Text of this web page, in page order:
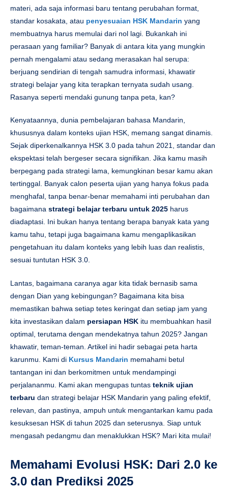
materi, ada saja informasi baru tentang perubahan format,
standar kosakata, atau penyesuaian HSK Mandarin yang
membuatnya harus memulai dari nol lagi. Bukankah ini
perasaan yang familiar? Banyak di antara kita yang mungkin
pernah mengalami atau sedang merasakan hal serupa:
berjuang sendirian di tengah samudra informasi, khawatir
strategi belajar yang kita terapkan ternyata sudah usang.
Rasanya seperti mendaki gunung tanpa peta, kan?
Kenyataannya, dunia pembelajaran bahasa Mandarin,
khususnya dalam konteks ujian HSK, memang sangat dinamis.
Sejak diperkenalkannya HSK 3.0 pada tahun 2021, standar dan
ekspektasi telah bergeser secara signifikan. Jika kamu masih
berpegang pada strategi lama, kemungkinan besar kamu akan
tertinggal. Banyak calon peserta ujian yang hanya fokus pada
menghafal, tanpa benar-benar memahami inti perubahan dan
bagaimana strategi belajar terbaru untuk 2025 harus
diadaptasi. Ini bukan hanya tentang berapa banyak kata yang
kamu tahu, tetapi juga bagaimana kamu mengaplikasikan
pengetahuan itu dalam konteks yang lebih luas dan realistis,
sesuai tuntutan HSK 3.0.
Lantas, bagaimana caranya agar kita tidak bernasib sama
dengan Dian yang kebingungan? Bagaimana kita bisa
memastikan bahwa setiap tetes keringat dan setiap jam yang
kita investasikan dalam persiapan HSK itu membuahkan hasil
optimal, terutama dengan mendekatnya tahun 2025? Jangan
khawatir, teman-teman. Artikel ini hadir sebagai peta harta
karunmu. Kami di Kursus Mandarin memahami betul
tantangan ini dan berkomitmen untuk mendampingi
perjalananmu. Kami akan mengupas tuntas teknik ujian
terbaru dan strategi belajar HSK Mandarin yang paling efektif,
relevan, dan pastinya, ampuh untuk mengantarkan kamu pada
kesuksesan HSK di tahun 2025 dan seterusnya. Siap untuk
mengasah pedangmu dan menaklukkan HSK? Mari kita mulai!
Memahami Evolusi HSK: Dari 2.0 ke
3.0 dan Prediksi 2025